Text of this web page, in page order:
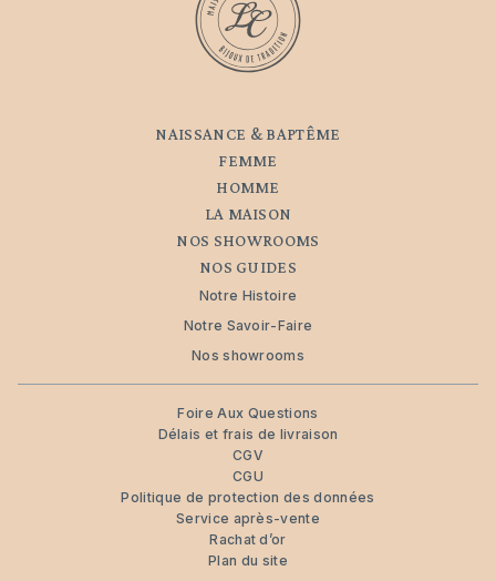
NAISSANCE & BAPTÊME
FEMME
HOMME
LA MAISON
NOS SHOWROOMS
NOS GUIDES
Notre Histoire
Notre Savoir-Faire
Nos showrooms
Foire Aux Questions
Délais et frais de livraison
CGV
CGU
Politique de protection des données
Service après-vente
Rachat d’or
Plan du site